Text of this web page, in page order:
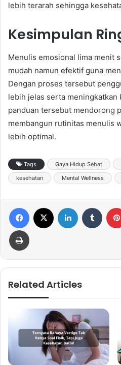
lebih terarah sehingga
Kesimpulan
Menulis emosional lima menit
mudah namun efektif guna
Dengan proses tersebut
lebih jelas serta meningkatkan
panduan tersebut mendorong
membangun rutinitas menulis
lebih optimal.
Tags Gaya Hidup Sehat
kesehatan
Mental Wellness
Related Articles